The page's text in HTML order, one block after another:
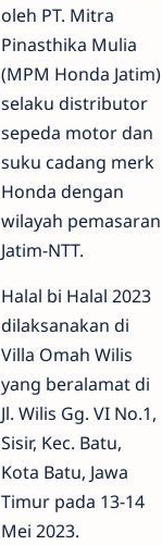
oleh PT. Mitra
Pinasthika Mulia
(MPM Honda Jatim)
selaku distributor
sepeda motor dan
suku cadang merk
Honda dengan
wilayah pemasaran
Jatim-NTT.
Halal bi Halal 2023
dilaksanakan di
Villa Omah Wilis
yang beralamat di
Jl. Wilis Gg. VI No.1,
Sisir, Kec. Batu,
Kota Batu, Jawa
Timur pada 13-14
Mei 2023.